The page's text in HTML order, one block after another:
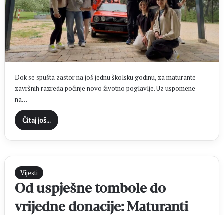
Dok se spušta zastor na još jednu školsku godinu, za maturante
završnih razreda počinje novo životno poglavlje. Uz uspomene
na…
Čitaj još...
Vijesti
Od uspješne tombole do
vrijedne donacije: Maturanti